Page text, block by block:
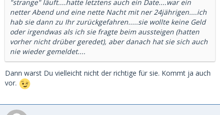
"strange" läuft....hatte letztens auch ein Date....war ein
netter Abend und eine nette Nacht mit ner 24jährigen....ich
hab sie dann zu Ihr zurückgefahren.....sie wollte keine Geld
oder irgendwas als ich sie fragte beim aussteigen (hatten
vorher nicht drüber geredet), aber danach hat sie sich auch
nie wieder gemeldet....
Dann warst Du vielleicht nicht der richtige für sie. Kommt ja auch
vor.